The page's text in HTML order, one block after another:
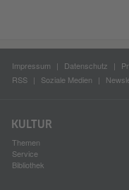
Impressum Datenschutz
RSS
Soziale Medien
KULTUR
Themen
Service
Bibliothek